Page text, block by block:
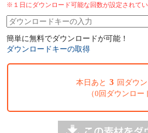
※１日にダウンロード可能な回数が設定されてい
簡単に無料でダウンロードが可能！
ダウンロードキーの取得
本日あと 3 回ダウ
（0回ダウンロー